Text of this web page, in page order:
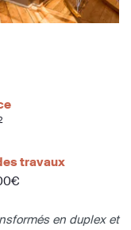
travaux
en duplex et